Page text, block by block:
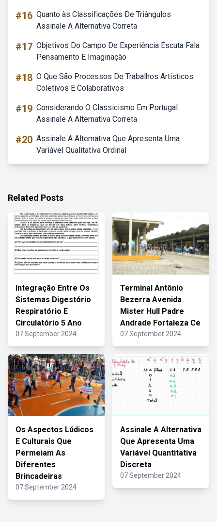
#16 Quanto às Classificações De Triângulos
Assinale A Alternativa Correta
#17 Objetivos Do Campo De Experiência Escuta Fala
Pensamento E Imaginação
#18 O Que São Processos De Trabalhos Artísticos
Coletivos E Colaborativos
#19 Considerando O Classicismo Em Portugal
Assinale A Alternativa Correta
#20 Assinale A Alternativa Que Apresenta Uma
Variável Qualitativa Ordinal
Related Posts
Integração Entre Os
Sistemas Digestório
Respiratório E
Circulatório 5 Ano
07 September 2024
Terminal Antônio
Bezerra Avenida
Mister Hull Padre
Andrade Fortaleza Ce
07 September 2024
Os Aspectos Lúdicos
E Culturais Que
Permeiam As
Diferentes
Brincadeiras
07 September 2024
Assinale A Alternativa
Que Apresenta Uma
Variável Quantitativa
Discreta
07 September 2024